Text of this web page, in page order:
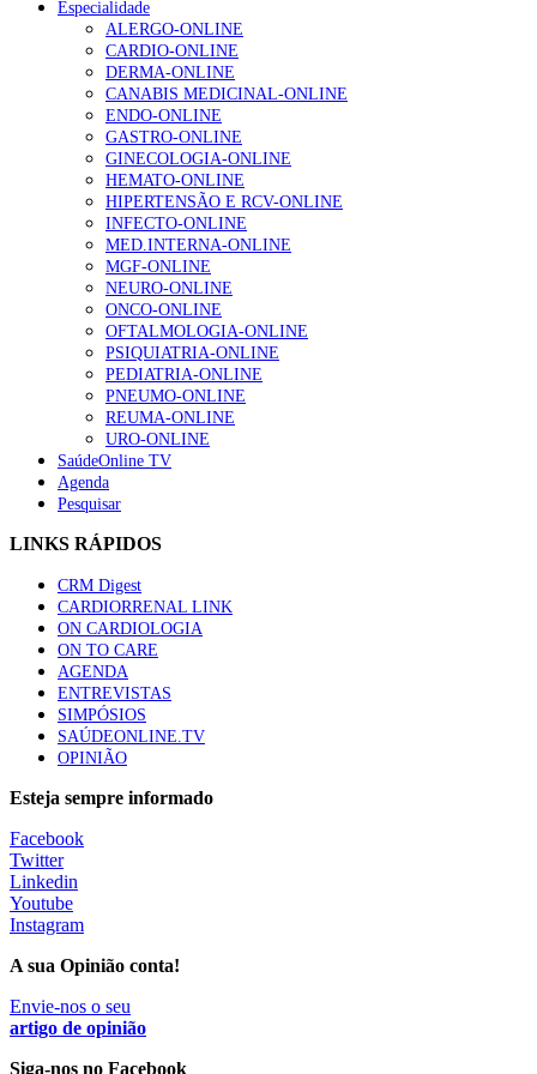
NOTÍCIAS MAIS LIDAS
Enfermagem Forense. “Da urgência ao tribunal, cada
gesto conta e cada profissional faz a diferença”
203 visualizações
1.º Episódio do Podcast “Frequência Cardio – Sintoniza-
te na Insuficiência Cardíaca” da Bayer
202 visualizações
Alguns milhares de utentes podem ficar sem médico de
família com nova regras do registo, alerta associação
160 visualizações
“Os programas de rastreio do cancro do pulmão são
custo-efetivos e representam um investimento
sustentável para os sistemas de saúde”
Quase quatro em cada dez doentes com enfarte
apresentavam níveis elevados de Lp(a), revela estudo
88 visualizações
Trodelvy aprovado para primeira linha no cancro da
mama triplo negativo metastático em doentes não
61 visualizações
MAIS NOTÍCIAS
Quase 11.900 jovens recorreram aos cheques psicólogo e
nutricionista no primeiro mês
ULS de Coimbra estreia cirurgia endoscópica do ouvido com
Especialidade
ALERGO-ONLINE
CARDIO-ONLINE
DERMA-ONLINE
CANABIS MEDICINAL-ONLINE
ENDO-ONLINE
GASTRO-ONLINE
GINECOLOGIA-ONLINE
HEMATO-ONLINE
HIPERTENSÃO E RCV-ONLINE
INFECTO-ONLINE
MED.INTERNA-ONLINE
MGF-ONLINE
NEURO-ONLINE
ONCO-ONLINE
OFTALMOLOGIA-ONLINE
PSIQUIATRIA-ONLINE
PEDIATRIA-ONLINE
PNEUMO-ONLINE
REUMA-ONLINE
URO-ONLINE
SaúdeOnline TV
Agenda
Pesquisar
LINKS RÁPIDOS
CRM Digest
CARDIORRENAL LINK
ON CARDIOLOGIA
ON TO CARE
AGENDA
ENTREVISTAS
SIMPÓSIOS
SAÚDEONLINE.TV
OPINIÃO
Esteja sempre informado
Facebook
Twitter
Linkedin
Youtube
Instagram
A sua Opinião conta!
Envie-nos o seu
artigo de opinião
Siga-nos no Facebook